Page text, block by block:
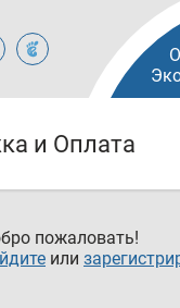
и Оплата
пожаловать!
или